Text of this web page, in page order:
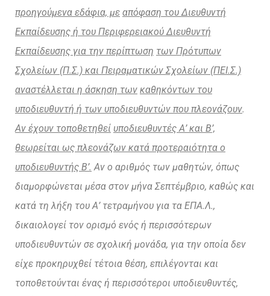
προηγούμενα εδάφια, με απόφαση του Διευθυντή
Εκπαίδευσης ή του Περιφερειακού Διευθυντή
Εκπαίδευσης για την περίπτωση των Πρότυπων
Σχολείων (Π.Σ.) και Πειραματικών Σχολείων (ΠΕΙ.Σ.)
αναστέλλεται η άσκηση των καθηκόντων του
υποδιευθυντή ή των υποδιευθυντών που πλεονάζουν.
Αν έχουν τοποθετηθεί υποδιευθυντές Α’ και Β’,
θεωρείται ως πλεονάζων κατά προτεραιότητα ο
υποδιευθυντής Β’. Αν ο αριθμός των μαθητών, όπως
διαμορφώνεται μέσα στον μήνα Σεπτέμβριο, καθώς και
κατά τη λήξη του Α’ τετραμήνου για τα ΕΠΑ.Λ.,
δικαιολογεί τον ορισμό ενός ή περισσότερων
υποδιευθυντών σε σχολική μονάδα, για την οποία δεν
είχε προκηρυχθεί τέτοια θέση, επιλέγονται και
τοποθετούνται ένας ή περισσότεροι υποδιευθυντές,